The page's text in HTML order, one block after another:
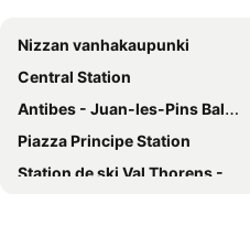
Best Western Premier Hotel Roosevelt
Albert 1er
Hôtel Bristol
Hotel Saint Gothard
Splendid Hotel & Spa Nice
Nizzan vanhakaupunki
Central Station
Antibes - Juan-les-Pins Balnéaires
Piazza Principe Station
Station de ski Val Thorens - Les Trois Vallées